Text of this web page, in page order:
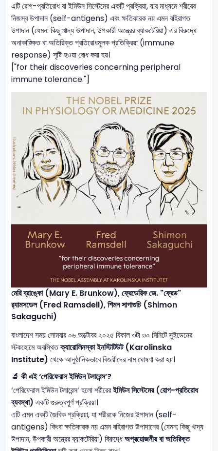
এটি রোগ-প্রতিরোধ বা ইমিউন সিস্টেমের একটি প্রক্রিয়া, যার মাধ্যমে শরীরের
নিজস্ব উপাদান (self-antigens) এবং ক্ষতিকারক নয় এমন বহিরাগত
উপাদান (যেমন: কিছু খাদ্য উপাদান, উপকারী অন্ত্রের ব্যাকটেরিয়া) এর বিরুদ্ধে
অনাকাঙ্ক্ষিত বা অতিরিক্ত প্রতিরোধমূলক প্রতিক্রিয়া (immune
response) সৃষ্টি হওয়া রোধ করা হয়।
["for their discoveries concerning peripheral
immune tolerance."]
মেরি ব্রাঙ্কো (Mary E. Brunkow),ফ্রেডেরিক জে. "ফ্রেড"
র‍্যামসডেল(Fred Ramsdell),শিমন সাগাগুচি (Shimon
Sakaguchi)
বাংলাদেশ সময় সোমবার ০৬ অক্টোবর ২০২৫ বিকাল ৩টা ৩০ মিনিটে সুইডেনের
স্টকহোমে অবস্থিতক্যারোলিনস্কা ইনস্টিটিউট (Karolinska
Institute) থেকে আনুষ্ঠানিকভাবে বিজয়ীদের নাম ঘোষণা করা হয়।
🔬 কী এই ‘পেরিফেরাল ইমিউন টলারেন্স’?
‘পেরিফেরাল ইমিউন টলারেন্স’ হলো শরীরেরইমিউন সিস্টেমের (রোগ-প্রতিরোধ
ব্যবস্থা) একটি গুরুত্বপূর্ণ প্রক্রিয়া।
এটি এমন একটি জৈবিক প্রক্রিয়া, যা শরীরকে নিজের উপাদান (self-
antigens) কিংবা ক্ষতিকারক নয় এমন বহিরাগত উপাদানের (যেমন: কিছু খাদ্য
উপাদান, উপকারী অন্ত্রের ব্যাকটেরিয়া) বিরুদ্ধেঅপ্রয়োজনীয় বা অতিরিক্ত